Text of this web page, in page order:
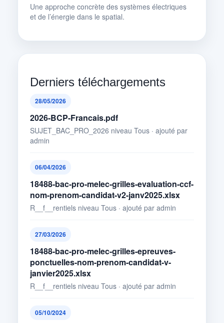
Une approche concrète des systèmes électriques
et de l’énergie dans le spatial.
Derniers téléchargements
28/05/2026
2026-BCP-Francais.pdf
SUJET_BAC_PRO_2026 niveau Tous · ajouté par
admin
06/04/2026
18488-bac-pro-melec-grilles-evaluation-ccf-
nom-prenom-candidat-v2-janv2025.xlsx
R__f__rentiels niveau Tous · ajouté par admin
27/03/2026
18488-bac-pro-melec-grilles-epreuves-
ponctuelles-nom-prenom-candidat-v-
janvier2025.xlsx
R__f__rentiels niveau Tous · ajouté par admin
05/10/2024